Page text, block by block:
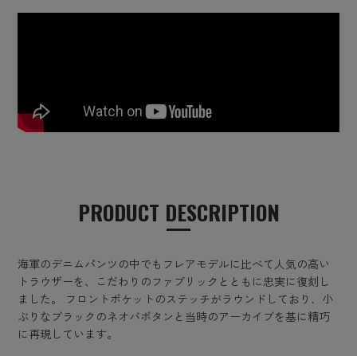
PRODUCT DESCRIPTION
海軍のデニムパンツの中でもフレアモデルに比べて人気の高い
トラウザーを、こだわりのファブリックとともに忠実に復刻し
ました。 フロントポケットのステッチがラウンドしており、小
ぶりなブラックのネオバボタンと当時のアーカイブを基に精巧
に再現しています。